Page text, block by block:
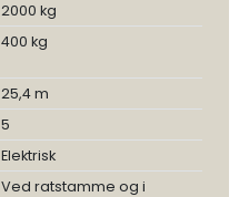
2000 kg
400 kg
25,4 m
5
Elektrisk
Ved ratstamme og i